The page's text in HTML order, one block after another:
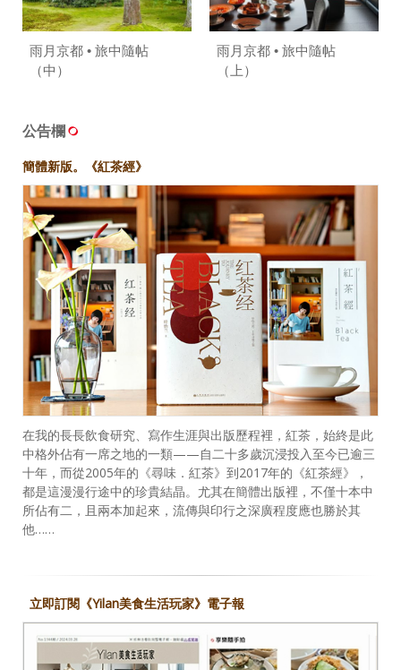
雨月京都 • 旅中隨帖
（中）
雨月京都 • 旅中隨帖
（上）
公告欄
簡體新版。《紅茶經》
在我的長長飲食研究、寫作生涯與出版歷程裡，紅茶，始終是此
中格外佔有一席之地的一類——自二十多歲沉浸投入至今已逾三
十年，而從2005年的《尋味．紅茶》到2017年的《紅茶經》，
都是這漫漫行途中的珍貴結晶。尤其在簡體出版裡，不僅十本中
所佔有二，且兩本加起來，流傳與印行之深廣程度應也勝於其
他……
立即訂閱《Yilan美食生活玩家》電子報